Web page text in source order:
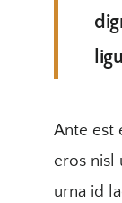
Ante est
eros nisl
urna id